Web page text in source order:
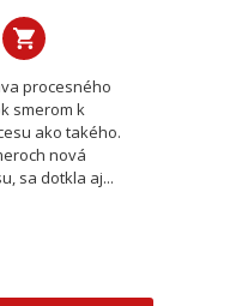
procesného
smerom k
ako takého.
nová
sa dotkla aj...